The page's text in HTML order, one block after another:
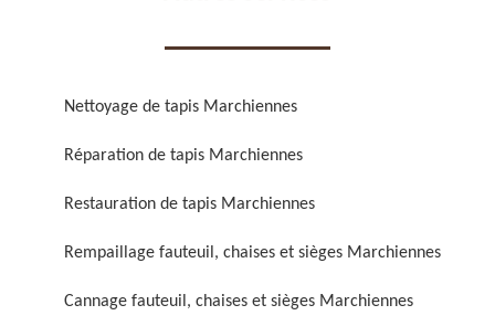
Réparation de fauteuil,
chaise et siège 59
Nettoyage de tapis Marchiennes
Réparation de tapis Marchiennes
Restauration de tapis Marchiennes
Rempaillage fauteuil, chaises et sièges Marchiennes
Cannage fauteuil, chaises et sièges Marchiennes